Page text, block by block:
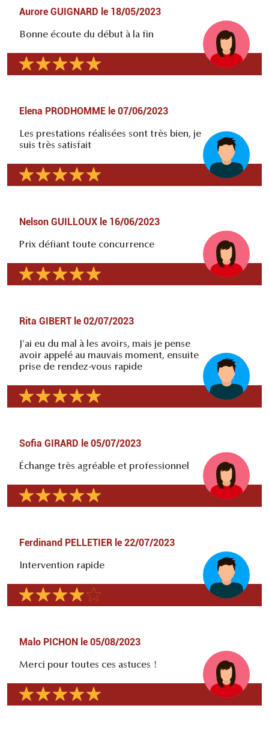
Aurore GUIGNARD le 18/05/2023
Bonne écoute du début à la fin
Elena PRODHOMME le 07/06/2023
Les prestations réalisées sont très bien, je
suis très satisfait
Nelson GUILLOUX le 16/06/2023
Prix défiant toute concurrence
Rita GIBERT le 02/07/2023
J'ai eu du mal à les avoirs, mais je pense
avoir appelé au mauvais moment, ensuite
prise de rendez-vous rapide
Sofia GIRARD le 05/07/2023
Échange très agréable et professionnel
Ferdinand PELLETIER le 22/07/2023
Intervention rapide
Malo PICHON le 05/08/2023
Merci pour toutes ces astuces !